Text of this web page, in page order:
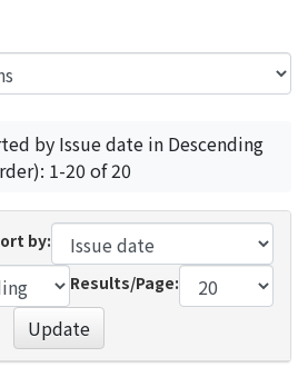
by Issue date in Descending
1-20 of 20
by:
Results/Page:
Update